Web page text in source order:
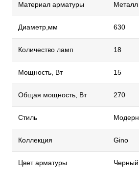
Материал арматуры Металл
Диаметр,мм 630
Количество ламп 18
Мощность, Вт 15
Общая мощность, Вт 270
Стиль Модерн
Коллекция Gino
Цвет арматуры Черный